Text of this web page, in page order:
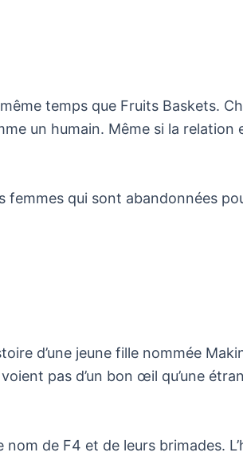
temps que Fruits Baskets.
un humain. Même si la relation
femmes qui sont abandonnées
d’une jeune fille nommée
pas d’un bon œil qu’une
de F4 et de leurs brimades.